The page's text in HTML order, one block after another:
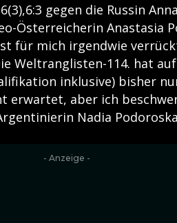
gegen die Russin
Österreicherin Anastasia
für mich irgendwie
Weltranglisten-114. hat
inklusive) bisher
erwartet, aber ich
Nadia
- Anzeige -